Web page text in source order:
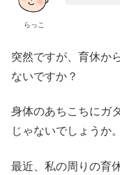
らっこ
突然ですが、育休か
ないですか？
身体のあちこちにガ
じゃないでしょうか。
最近、私の周りの育